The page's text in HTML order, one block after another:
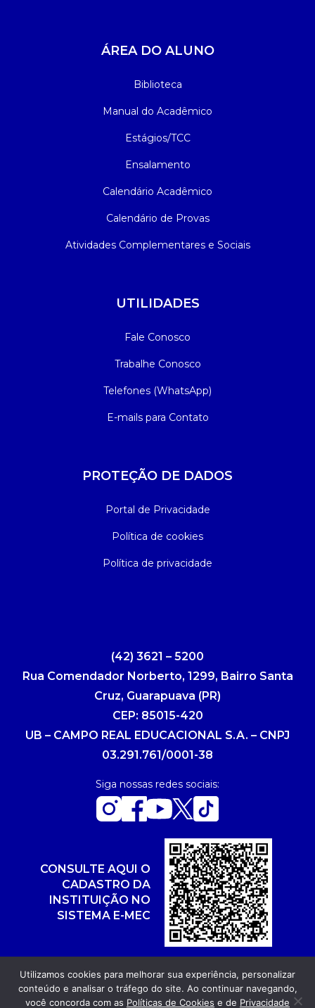
ÁREA DO ALUNO
Biblioteca
Manual do Acadêmico
Estágios/TCC
Ensalamento
Calendário Acadêmico
Calendário de Provas
Atividades Complementares e Sociais
UTILIDADES
Fale Conosco
Trabalhe Conosco
Telefones (WhatsApp)
E-mails para Contato
PROTEÇÃO DE DADOS
Portal de Privacidade
Política de cookies
Política de privacidade
(42) 3621 – 5200
Rua Comendador Norberto, 1299, Bairro Santa
Cruz, Guarapuava (PR)
CEP: 85015-420
UB – CAMPO REAL EDUCACIONAL S.A. – CNPJ
03.291.761/0001-38
Siga nossas redes sociais:
CONSULTE AQUI O
CADASTRO DA
INSTITUIÇÃO NO
SISTEMA E-MEC
Copyright 2026. Todos os direitos reservados.
Desenvolvimento: POR FUEL AGÊNCIA WEB
Utilizamos cookies para melhorar sua experiência, personalizar
conteúdo e analisar o tráfego do site. Ao continuar navegando,
você concorda com as Políticas de Cookies e de Privacidade